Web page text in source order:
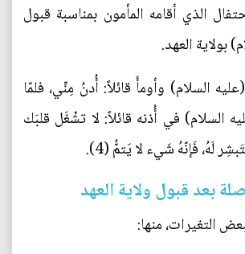
الذي أقامه المأمون بمناسبة قبول
بولاية العهد.
السلام) وأومأَ قائلاً: أُدنُ مِنِّي، فلمّا
السلام) في أُذنه قائلاً: لا تشْغَل قلبَك
لَهُ، فَإنّهُ شَيء لا يَتمُّ (4).
بعد قبول ولاية العهد
التغيرات، منها: